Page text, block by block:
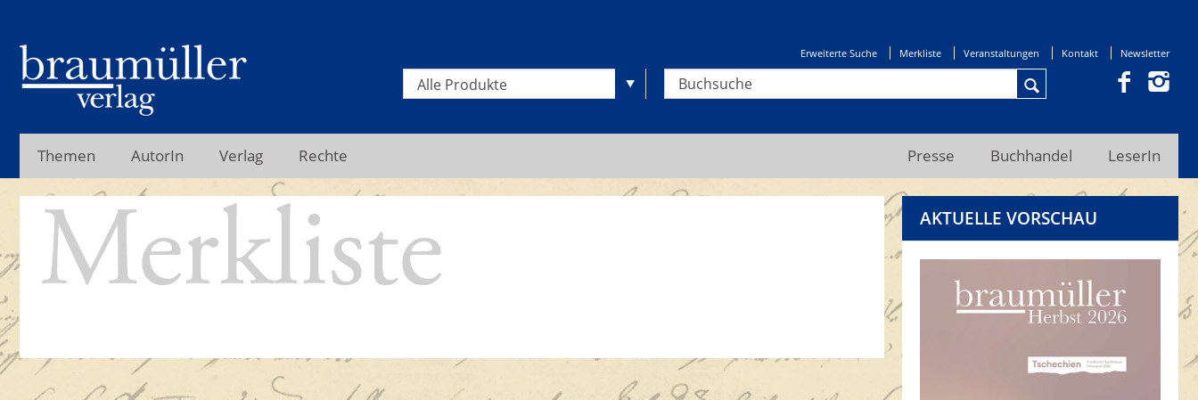
Erweiterte Suche Merkliste Veranstaltungen Kontakt Newsletter
Alle Produkte
Themen AutorIn Verlag Rechte Presse Buchhandel LeserIn
AKTUELLE VORSCHAU